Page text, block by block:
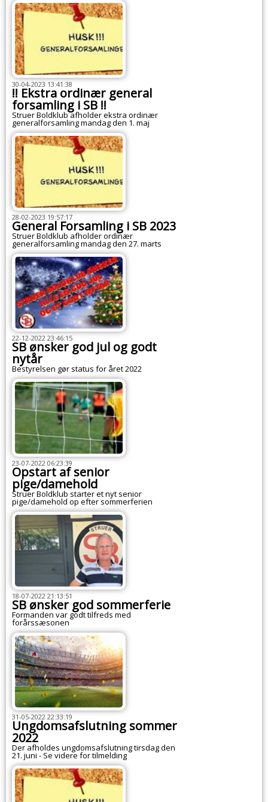
30-04-2023 13:41:38
!! Ekstra ordinær general
forsamling i SB !!
Struer Boldklub afholder ekstra ordinær
generalforsamling mandag den 1. maj
28-02-2023 19:57:17
General Forsamling i SB 2023
Struer Boldklub afholder ordinær
generalforsamling mandag den 27. marts
22-12-2022 23:46:15
SB ønsker god jul og godt
nytår
Bestyrelsen gør status for året 2022
23-07-2022 06:23:39
Opstart af senior
pige/damehold
Struer Boldklub starter et nyt senior
pige/damehold op efter sommerferien
18-07-2022 21:13:51
SB ønsker god sommerferie
Formanden var godt tilfreds med
forårssæsonen
31-05-2022 22:33:19
Ungdomsafslutning sommer
2022
Der afholdes ungdomsafslutning tirsdag den
21. juni - Se videre for tilmelding